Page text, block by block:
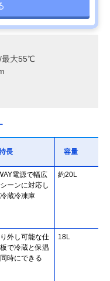
最大55℃
長 容量
電源で幅広
ーンに対応し
蔵冷凍庫
約20L
外し可能な仕
で冷蔵と保温
時にできる
18L